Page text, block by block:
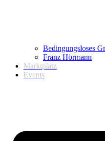
Bedingungsloses
Franz Hörmann
Marktplatz
Events